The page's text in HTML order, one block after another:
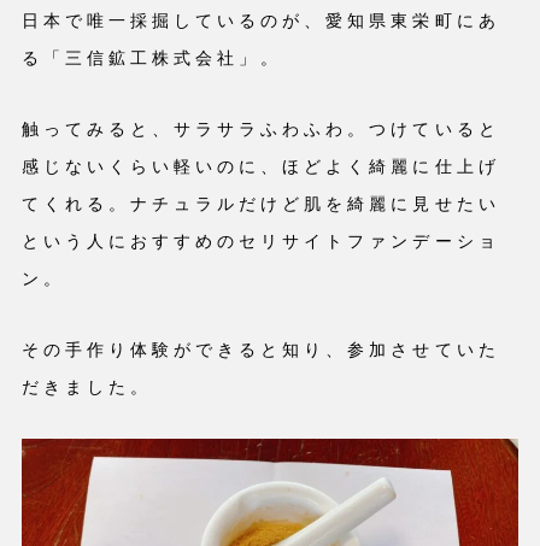
日本で唯一採掘しているのが、愛知県東栄町にあ
る「三信鉱工株式会社」。
触ってみると、サラサラふわふわ。つけていると
感じないくらい軽いのに、ほどよく綺麗に仕上げ
てくれる。ナチュラルだけど肌を綺麗に見せたい
という人におすすめのセリサイトファンデーショ
ン。
その手作り体験ができると知り、参加させていた
だきました。